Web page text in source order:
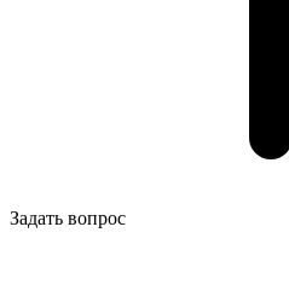
Задать вопрос